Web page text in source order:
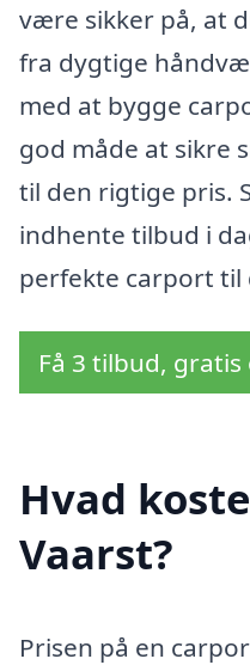
være sikker på, at
fra dygtige
med at bygge
god måde at sikre
til den rigtige pris.
indhente tilbud i
perfekte carport til
Få 3 tilbud,
Hvad
Vaarst?
Prisen på en